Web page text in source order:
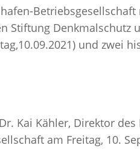
Betriebsgesellschaft
Stiftung Denkmalschutz
und zwei
Kai Kähler, Direktor
am Freitag, 10.